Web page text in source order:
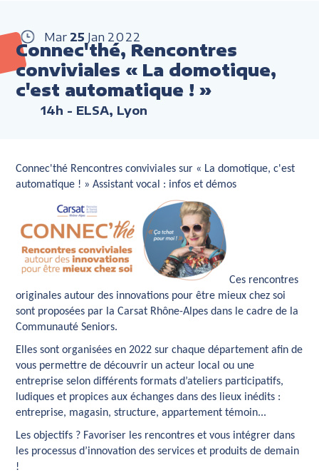
Mar 25 Jan 2022
Connec'thé, Rencontres
conviviales « La domotique,
c'est automatique ! »
14h - ELSA, Lyon
Connec'thé Rencontres conviviales sur « La domotique, c'est
automatique ! » Assistant vocal : infos et démos
Ces rencontres
originales autour des innovations pour être mieux chez soi
sont proposées par la Carsat Rhône-Alpes dans le cadre de la
Communauté Seniors.
Elles sont organisées en 2022 sur chaque département afin de
vous permettre de découvrir un acteur local ou une
entreprise selon différents formats d’ateliers participatifs,
ludiques et propices aux échanges dans des lieux inédits :
entreprise, magasin, structure, appartement témoin...
Les objectifs ? Favoriser les rencontres et vous intégrer dans
les processus d’innovation des services et produits de demain
!